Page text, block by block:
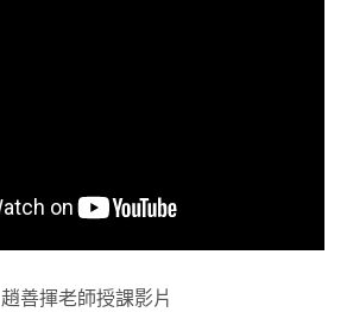
趙善揮老師授課影片